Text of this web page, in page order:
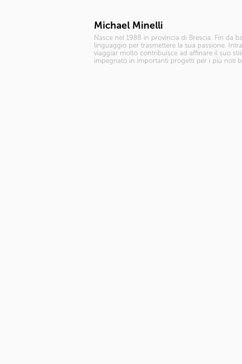
Michael Minelli
Nasce nel 1988 in provincia di Brescia. Fin da
linguaggio per trasmettere la sua passione.
viaggiar molto contribuisce ad affinare il suo
impegnato in importanti progetti per i più noti